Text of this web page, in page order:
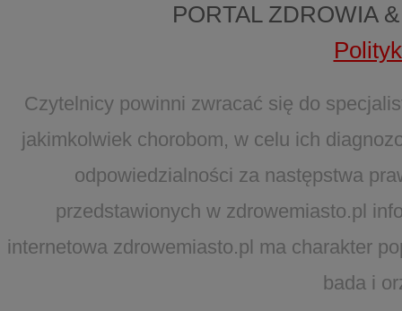
PORTAL ZDROWIA
Czytelnicy powinni zwracać się do
jakimkolwiek chorobom, w celu ich
odpowiedzialności za następstwa
przedstawionych w zdrowemiasto.pl
internetowa zdrowemiasto.pl ma charakter
bada i